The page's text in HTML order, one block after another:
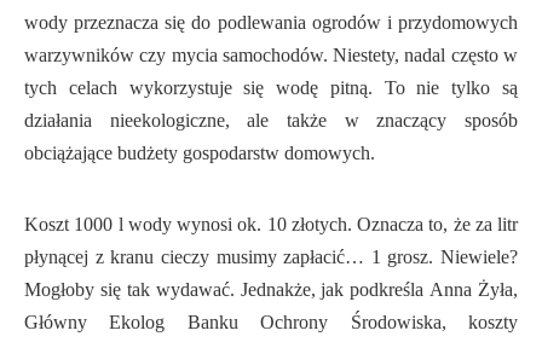
wody przeznacza się do podlewania ogrodów i przydomowych
warzywników czy mycia samochodów. Niestety, nadal często w
tych celach wykorzystuje się wodę pitną. To nie tylko są
działania nieekologiczne, ale także w znaczący sposób
obciążające budżety gospodarstw domowych.
Koszt 1000 l wody wynosi ok. 10 złotych. Oznacza to, że za litr
płynącej z kranu cieczy musimy zapłacić… 1 grosz. Niewiele?
Mogłoby się tak wydawać. Jednakże, jak podkreśla Anna Żyła,
Główny Ekolog Banku Ochrony Środowiska, koszty